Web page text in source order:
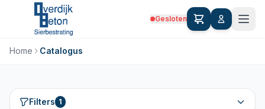
Gesloten
Home Catalogus
Filters 1